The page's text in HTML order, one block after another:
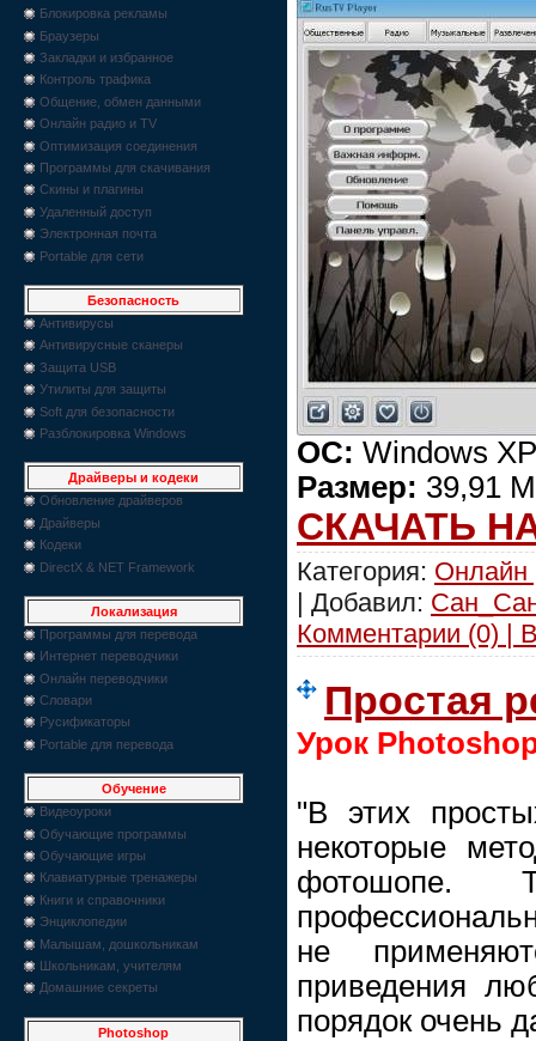
Блокировка рекламы
Браузеры
Закладки и избранное
Контроль трафика
Общение, обмен данными
Онлайн радио и TV
Оптимизация соединения
Программы для скачивания
Скины и плагины
Удаленный доступ
Электронная почта
Portable для сети
Безопасность
Антивирусы
Антивирусные сканеры
Защита USB
Утилиты для защиты
Soft для безопасности
Разблокировка Windows
Драйверы и кодеки
Обновление драйверов
Драйверы
Кодеки
DirectX & NET Framework
Локализация
Программы для перевода
Интернет переводчики
Онлайн переводчики
Словари
Русификаторы
Portable для перевода
Обучение
Видеоуроки
Обучающие программы
Обучающие игры
Клавиатурные тренажеры
Книги и справочники
Энциклопедии
Малышам, дошкольникам
Школьникам, учителям
Домашние секреты
Photoshop
ОС: Windows
Размер: 39,91
СКАЧАТЬ
Категория: Онлайн
| Добавил:
Комментарии (0) |
Простая
Урок
"В этих
некоторые
фотошопе.
не
приведения
порядок очень